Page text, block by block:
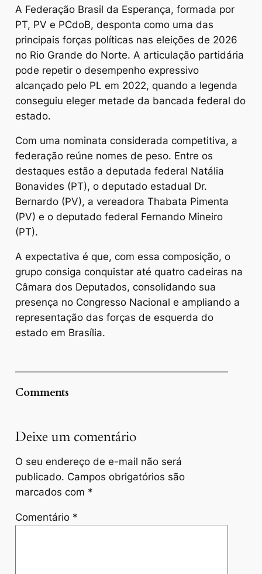
A Federação Brasil da Esperança, formada por
PT, PV e PCdoB, desponta como uma das
principais forças políticas nas eleições de 2026
no Rio Grande do Norte. A articulação partidária
pode repetir o desempenho expressivo
alcançado pelo PL em 2022, quando a legenda
conseguiu eleger metade da bancada federal do
estado.
Com uma nominata considerada competitiva, a
federação reúne nomes de peso. Entre os
destaques estão a deputada federal Natália
Bonavides (PT), o deputado estadual Dr.
Bernardo (PV), a vereadora Thabata Pimenta
(PV) e o deputado federal Fernando Mineiro
(PT).
A expectativa é que, com essa composição, o
grupo consiga conquistar até quatro cadeiras na
Câmara dos Deputados, consolidando sua
presença no Congresso Nacional e ampliando a
representação das forças de esquerda do
estado em Brasília.
Comments
Deixe um comentário
O seu endereço de e-mail não será
publicado. Campos obrigatórios são
marcados com *
Comentário *